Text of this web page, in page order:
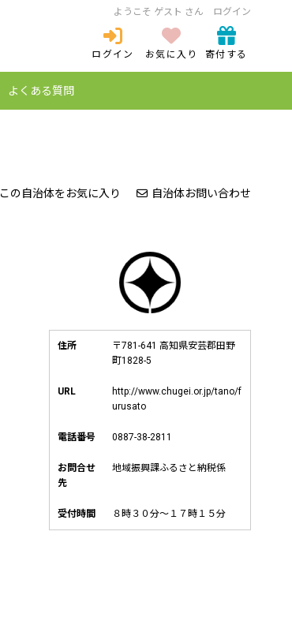
ようこそ ゲスト さん ログイン
ログイン
ログイン
新規登録
お気に入り 寄付する
よくある質問
この自治体をお気に入り 自治体お問い合わせ
住所
〒781-641 高知県安芸郡田野
町1828-5
URL
http://www.chugei.or.jp/tano/f
urusato
電話番号 0887-38-2811
お問合せ
先
地域振興課ふるさと納税係
受付時間 ８時３０分～１７時１５分